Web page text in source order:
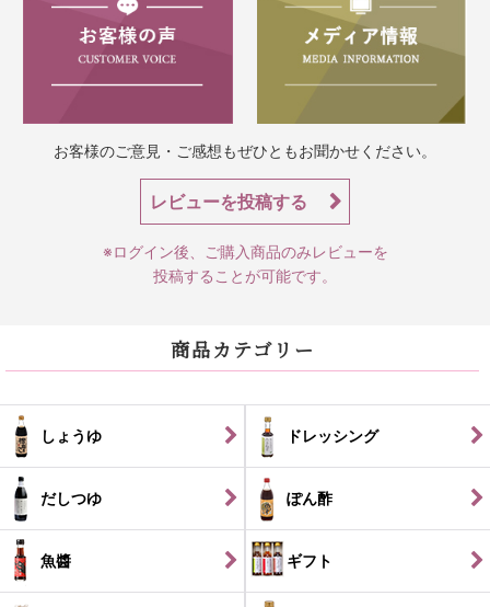
お客様のご意見・ご感想もぜひともお聞かせください。
レビューを投稿する
※ログイン後、ご購入商品のみレビューを
投稿することが可能です。
商品カテゴリー
しょうゆ ドレッシング
だしつゆ ぽん酢
魚醬 ギフト